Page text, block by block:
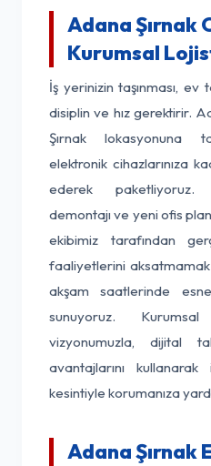
Adana Şırnak
Kurumsal
İş yerinizin taşınması, ev
disiplin ve hız gerektirir.
Şırnak lokasyonuna
elektronik cihazlarınıza
ederek paketliyoruz.
demontajı ve yeni ofis
ekibimiz tarafından
faaliyetlerini
akşam saatlerinde
sunuyoruz.
vizyonumuzla, dijital
avantajlarını
kesintiyle korumanıza
Adana Şırnak